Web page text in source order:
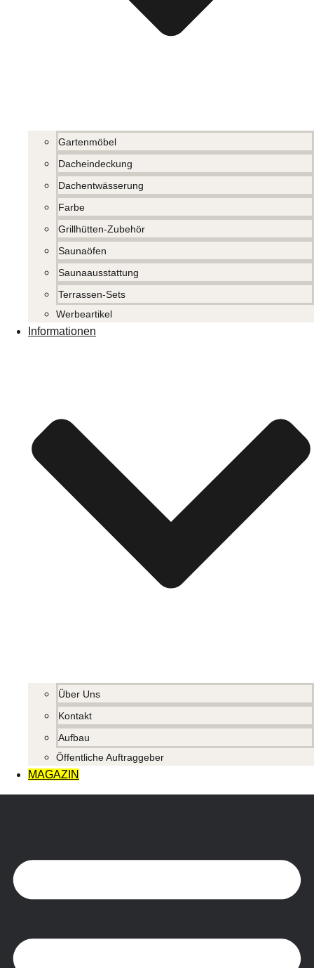
Gartenmöbel
Dacheindeckung
Dachentwässerung
Farbe
Grillhütten-Zubehör
Saunaöfen
Saunaausstattung
Terrassen-Sets
Werbeartikel
Informationen
Über Uns
Kontakt
Aufbau
Öffentliche Auftraggeber
MAGAZIN